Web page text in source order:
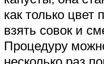
как только цвет
взять совок и
Процедуру